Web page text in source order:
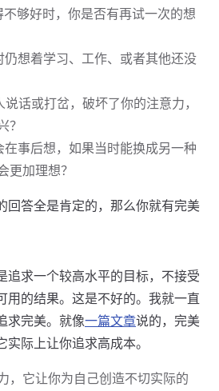
不够好时，你是否有再试一次的想
仍想着学习、工作、或者其他还没
说话或打岔，破坏了你的注意力，
？
在事后想，如果当时能换成另一种
更加理想？
回答全是肯定的，那么你就有完美
追求一个较高水平的目标，不接受
用的结果。这是不好的。我就一直
求完美。就像一篇文章说的，完美
际上让你追求高成本。
，它让你为自己创造不切实际的